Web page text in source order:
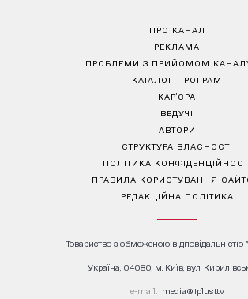
ПРО КАНАЛ
РЕКЛАМА
ПРОБЛЕМИ З ПРИЙОМОМ КАНАЛУ
КАТАЛОГ ПРОГРАМ
КАР’ЄРА
ВЕДУЧІ
АВТОРИ
СТРУКТУРА ВЛАСНОСТІ
ПОЛІТИКА
ПРАВИЛА КОРИСТУВАННЯ
РЕДАКЦІЙНА ПОЛІТИКА
Товариство з обмеженою відповідальністю
Україна, 04080, м. Київ, вул.
е-mail: media@1plus1.tv